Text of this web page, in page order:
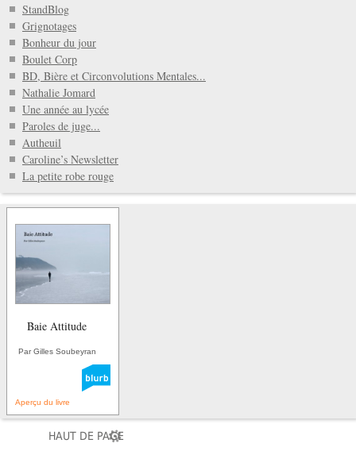
StandBlog
Grignotages
Bonheur du jour
Boulet Corp
BD, Bière et Circonvolutions Mentales...
Nathalie Jomard
Une année au lycée
Paroles de juge...
Autheuil
Caroline’s Newsletter
La petite robe rouge
Baie Attitude
Par Gilles Soubeyran
Aperçu du livre
HAUT DE PAGE